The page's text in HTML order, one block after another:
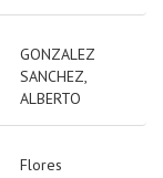
GONZALEZ
SANCHEZ,
ALBERTO
Flores